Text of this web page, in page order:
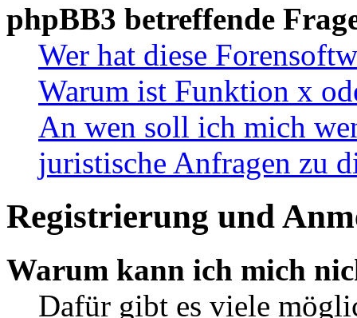
phpBB3 betreffende
Wer hat diese
Warum ist Funktion x
An wen soll ich mich
juristische Anfragen zu
Registrierung und
Warum kann ich mich
Dafür gibt es viele